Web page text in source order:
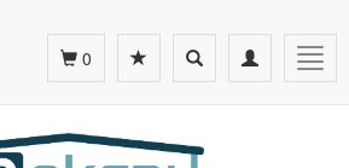
Toggle
navigation
Toggle
search
0